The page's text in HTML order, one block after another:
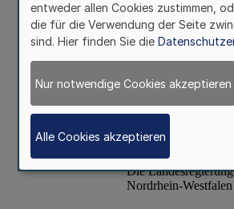
entweder allen Cookies zustimmen,
die für die Verwendung der Seite
sind. Hier finden Sie die
Nur notwendige Cookies akzeptieren
Alle Cookies akzeptieren